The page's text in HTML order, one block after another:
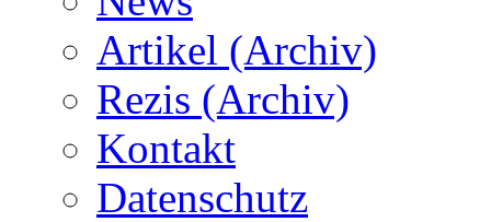
Artikel (Archiv)
Rezis (Archiv)
Kontakt
Datenschutz